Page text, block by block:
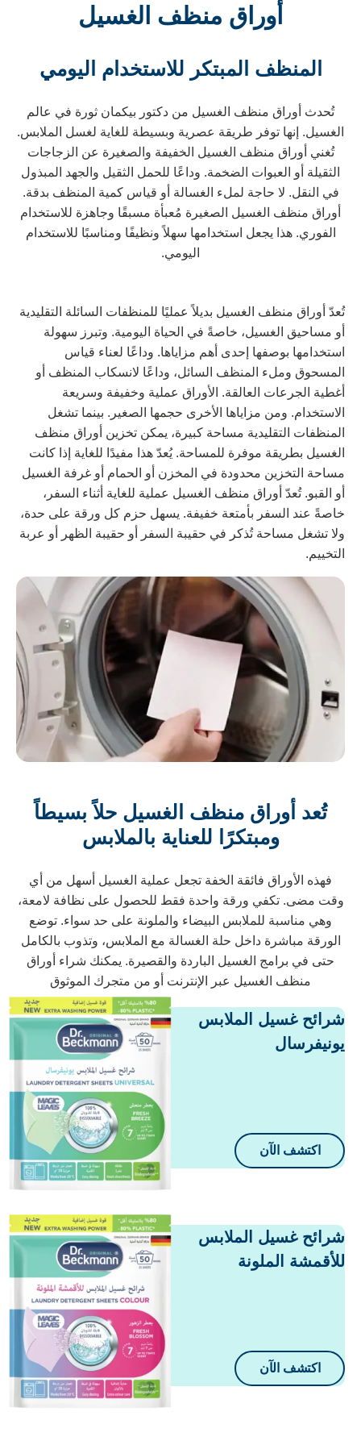
أوراق منظف الغسيل
المنظف المبتكر للاستخدام اليومي
تُحدث أوراق منظف الغسيل من دكتور بيكمان ثورة في عالم
إنها توفر طريقة عصرية وبسيطة للغاية لغسل الملابس.
تُغني أوراق منظف الغسيل الخفيفة والصغيرة عن الزجاجات
الثقيلة أو العبوات الضخمة. وداعًا للحمل الثقيل والجهد المبذول
في النقل. لا حاجة لملء الغسالة أو قياس كمية المنظف بدقة.
أوراق منظف الغسيل الصغيرة مُعبأة مسبقًا وجاهزة للاستخدام
الفوري. هذا يجعل استخدامها سهلاً ونظيفًا ومناسبًا للاستخدام
اليومي.
أوراق منظف الغسيل بديلاً عمليًا للمنظفات السائلة التقليدية
مساحيق الغسيل، خاصةً في الحياة اليومية. وتبرز سهولة
بوصفها إحدى أهم مزاياها. وداعًا لعناء قياس
وملء المنظف السائل، وداعًا لانسكاب المنظف أو
الجرعات العالقة. الأوراق عملية وخفيفة وسريعة
ومن مزاياها الأخرى حجمها الصغير. بينما تشغل
التقليدية مساحة كبيرة، يمكن تخزين أوراق منظف
بطريقة موفرة للمساحة. يُعدّ هذا مفيدًا للغاية إذا كانت
التخزين محدودة في المخزن أو الحمام أو غرفة الغسيل
القبو. تُعدّ أوراق منظف الغسيل عملية للغاية أثناء السفر،
عند السفر بأمتعة خفيفة. يسهل حزم كل ورقة على حدة،
تشغل مساحة تُذكر في حقيبة السفر أو حقيبة الظهر أو عربة
تُعد أوراق منظف الغسيل حلاً بسيطاً
ومبتكرًا للعناية بالملابس
فهذه الأوراق فائقة الخفة تجعل عملية الغسيل أسهل من أي
مضى. تكفي ورقة واحدة فقط للحصول على نظافة لامعة،
وهي مناسبة للملابس البيضاء والملونة على حد سواء. توضع
الورقة مباشرة داخل حلة الغسالة مع الملابس، وتذوب بالكامل
حتى في برامج الغسيل الباردة والقصيرة. يمكنك شراء أوراق
منظف الغسيل عبر الإنترنت أو من متجرك الموثوق
غسيل الملابس
اكتشف الآن
غسيل الملابس
الملونة
اكتشف الآن